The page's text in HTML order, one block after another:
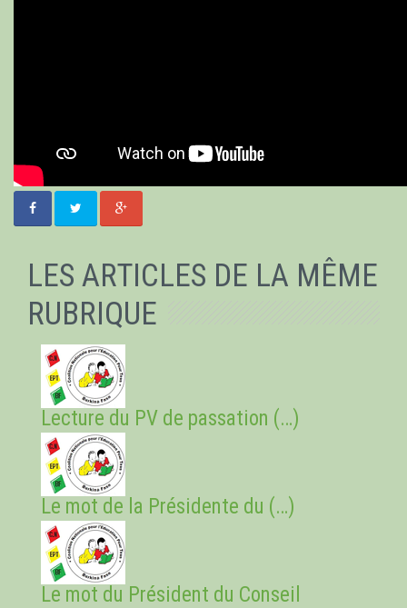
LES ARTICLES DE LA MÊME
RUBRIQUE
Lecture du PV de passation (…)
Le mot de la Présidente du (…)
Le mot du Président du Conseil